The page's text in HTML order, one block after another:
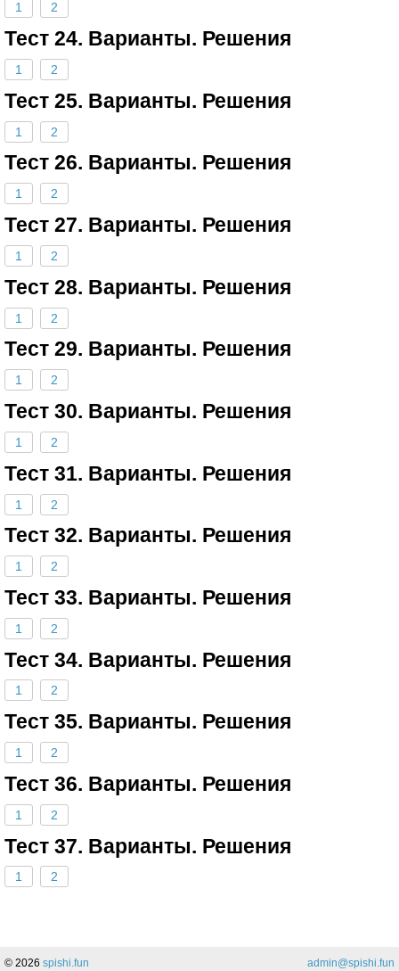
1 2
Тест 24. Варианты. Решения
1 2
Тест 25. Варианты. Решения
1 2
Тест 26. Варианты. Решения
1 2
Тест 27. Варианты. Решения
1 2
Тест 28. Варианты. Решения
1 2
Тест 29. Варианты. Решения
1 2
Тест 30. Варианты. Решения
1 2
Тест 31. Варианты. Решения
1 2
Тест 32. Варианты. Решения
1 2
Тест 33. Варианты. Решения
1 2
Тест 34. Варианты. Решения
1 2
Тест 35. Варианты. Решения
1 2
Тест 36. Варианты. Решения
1 2
Тест 37. Варианты. Решения
1 2
© 2026 spishi.fun admin@spishi.fun